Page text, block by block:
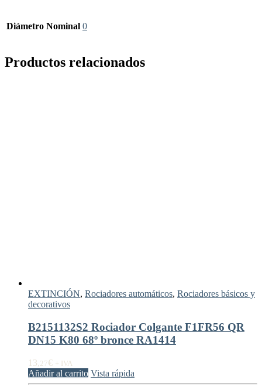
a
3/4"
Diámetro Nominal 0
Productos relacionados
EXTINCIÓN, Rociadores automáticos, Rociadores básicos y
decorativos
B2151132S2 Rociador Colgante F1FR56 QR
DN15 K80 68º bronce RA1414
13,27€ + IVA
Añadir al carrito Vista rápida